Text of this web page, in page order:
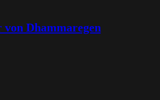
Dhammaregen